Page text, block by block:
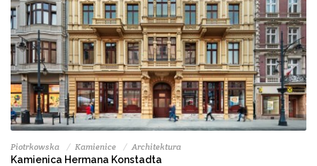
Piotrkowska Kamienice Architektura
Kamienica Hermana Konstadta